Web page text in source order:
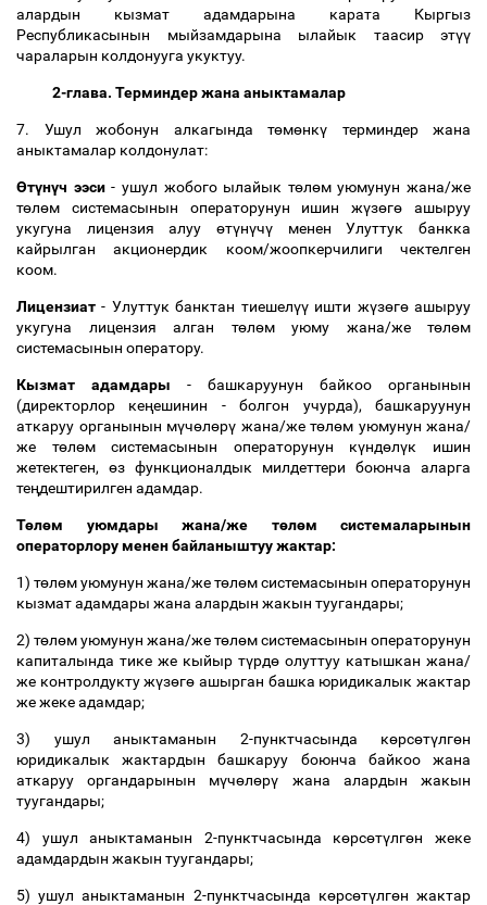
алардын кызмат адамдарына карата Кыргыз
Республикасынын мыйзамдарына ылайык таасир этүү
чараларын колдонууга укуктуу.
2-глава. Терминдер жана аныктамалар
7. Ушул жобонун алкагында төмөнкү терминдер жана
аныктамалар колдонулат:
Өтүнүч ээси- ушул жобого ылайык төлөм уюмунун жана/же
төлөм системасынын операторунун ишин жүзөгө ашыруу
укугуна лицензия алуу өтүнүчү менен Улуттук банкка
кайрылган акционердик коом/жоопкерчилиги чектелген
коом.
Лицензиат - Улуттук банктан тиешелүүишти жүзөгөашыруу
укугуна лицензия алган төлөм уюму жана/же төлөм
системасынын оператору.
Кызмат адамдары - башкаруунун байкоо органынын
(директорлор кеңешинин - болгон учурда), башкаруунун
аткаруу органынын мүчөлөрү жана/же төлөм уюмунун жана/
же төлөм системасынын операторунун күндөлүк ишин
жетектеген, өз функционалдык милдеттери боюнча аларга
теңдештирилген адамдар.
Төлөм уюмдары жана/же төлөм системаларынын
операторлору менен байланыштуу жактар:
1) төлөм уюмунун жана/же төлөм системасынын операторунун
кызмат адамдары жана алардын жакын туугандары;
2) төлөм уюмунун жана/же төлөм системасынын операторунун
капиталында тике же кыйыр түрдө олуттуу катышкан жана/
же контролдукту жүзөгө ашырган башка юридикалык жактар
же жеке адамдар;
3) ушул аныктаманын 2-пунктчасында көрсөтүлгөн
юридикалык жактардын башкаруу боюнча байкоо жана
аткаруу органдарынын мүчөлөрү жана алардын жакын
туугандары;
4) ушул аныктаманын 2-пунктчасында көрсөтүлгөн жеке
адамдардын жакын туугандары;
5) ушул аныктаманын 2-пунктчасында көрсөтүлгөн жактар